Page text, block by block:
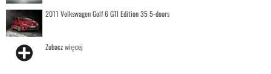
2011 Volkswagen Golf 6 GTI Edition 35 5-doors
Zobacz więcej